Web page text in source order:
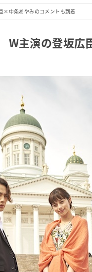
×中条あやみのコメントも到着
主演の登坂広